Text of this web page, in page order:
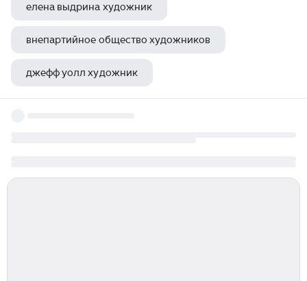
елена выдрина художник
внепартийное общество художников
джефф уолл художник